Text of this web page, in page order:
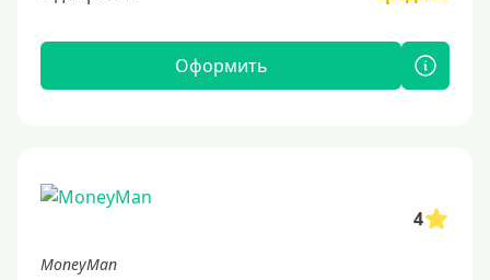
Оформить
4
MoneyMan